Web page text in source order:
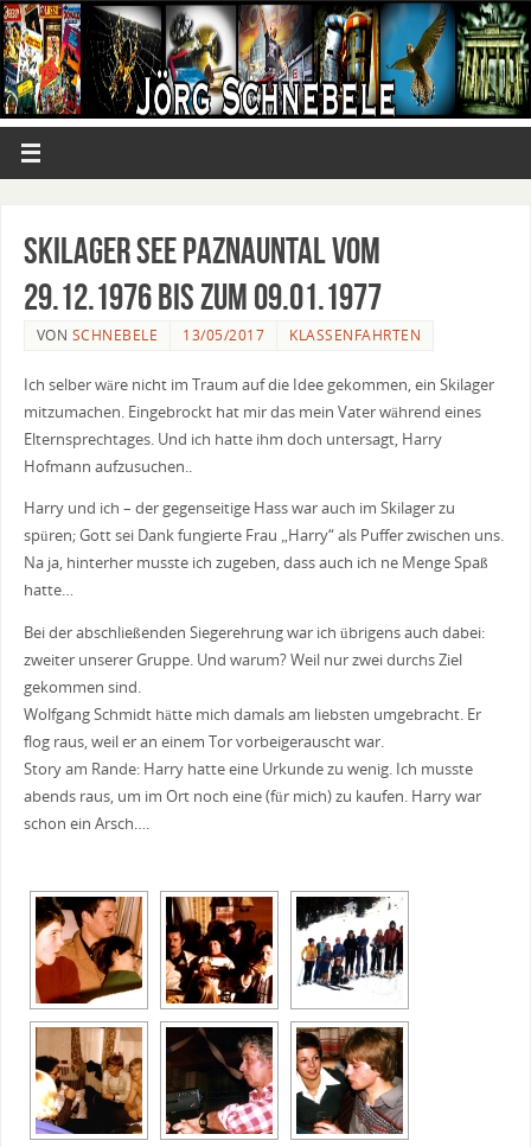
Skilager See Paznauntal vom
29.12.1976 bis zum 09.01.1977
VON SCHNEBELE 13/05/2017 KLASSENFAHRTEN
Ich selber wäre nicht im Traum auf die Idee gekommen, ein Skilager
mitzumachen. Eingebrockt hat mir das mein Vater während eines
Elternsprechtages. Und ich hatte ihm doch untersagt, Harry
Hofmann aufzusuchen..
Harry und ich – der gegenseitige Hass war auch im Skilager zu
spüren; Gott sei Dank fungierte Frau „Harry“ als Puffer zwischen uns.
Na ja, hinterher musste ich zugeben, dass auch ich ne Menge Spaß
hatte…
Bei der abschließenden Siegerehrung war ich übrigens auch dabei:
zweiter unserer Gruppe. Und warum? Weil nur zwei durchs Ziel
gekommen sind.
Wolfgang Schmidt hätte mich damals am liebsten umgebracht. Er
flog raus, weil er an einem Tor vorbeigerauscht war.
Story am Rande: Harry hatte eine Urkunde zu wenig. Ich musste
abends raus, um im Ort noch eine (für mich) zu kaufen. Harry war
schon ein Arsch….